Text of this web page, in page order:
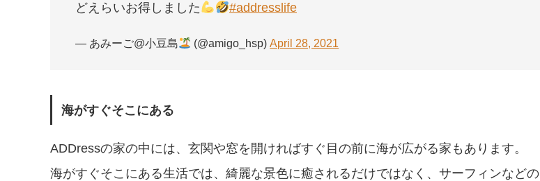
どえらいお得しました #addresslife
— あみーご@小豆島 (@amigo_hsp)April 28, 2021
海がすぐそこにある
ADDressの家の中には、玄関や窓を開ければすぐ目の前に海が広がる家もあります。
海がすぐそこにある生活では、綺麗な景色に癒されるだけではなく、サーフィンなどの